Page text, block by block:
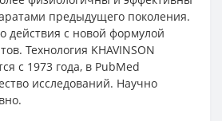
предыдущего поколения.
действия с новой формулой
Технология KHAVINSON
с 1973 года, в PubMed
исследований. Научно